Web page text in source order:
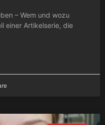
– Wem und wozu
einer Artikelserie, die